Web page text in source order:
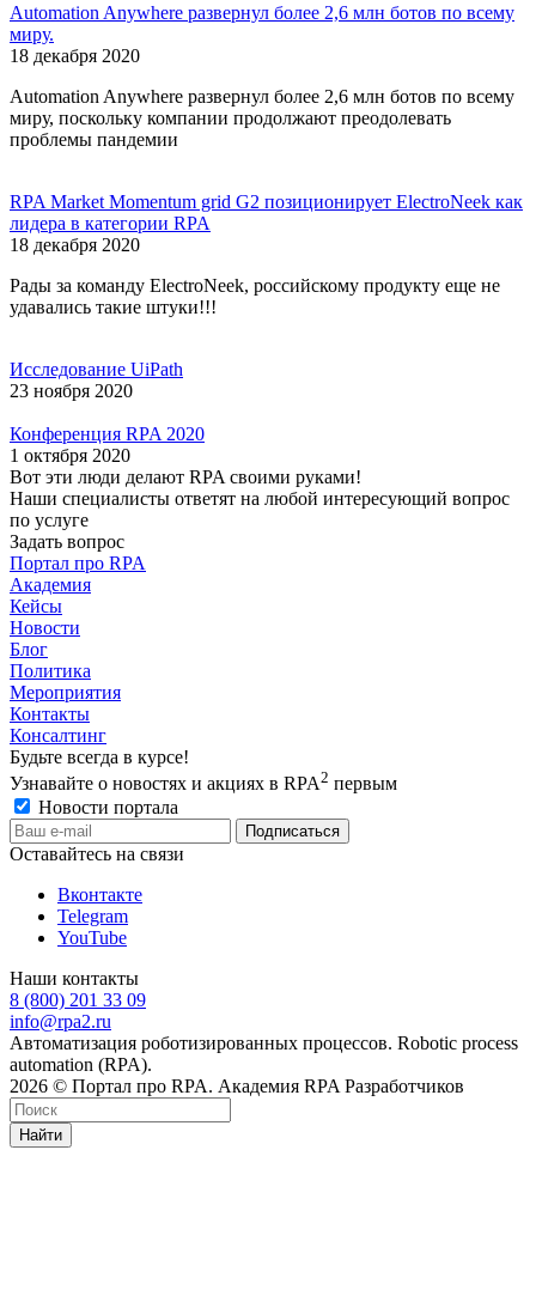
Automation Anywhere развернул более 2,6 млн ботов по всему
миру.
18 декабря 2020
Automation Anywhere развернул более 2,6 млн ботов по всему
миру, поскольку компании продолжают преодолевать
проблемы пандемии
RPA Market Momentum grid G2 позиционирует ElectroNeek как
лидера в категории RPA
18 декабря 2020
Рады за команду ElectroNeek, российскому продукту еще не
удавались такие штуки!!!
Исследование UiPath
23 ноября 2020
Конференция RPA 2020
1 октября 2020
Вот эти люди делают RPA своими руками!
Наши специалисты ответят на любой интересующий вопрос
по услуге
Задать вопрос
Портал про RPA
Академия
Кейсы
Новости
Блог
Политика
Мероприятия
Контакты
Консалтинг
Будьте всегда в курсе!
Узнавайте о новостях и акциях в RPA2 первым
Новости портала
Оставайтесь на связи
Вконтакте
Telegram
YouTube
Наши контакты
8 (800) 201 33 09
info@rpa2.ru
Автоматизация роботизированных процессов. Robotic process
automation (RPA).
2026 © Портал про RPA. Академия RPA Разработчиков
Найти